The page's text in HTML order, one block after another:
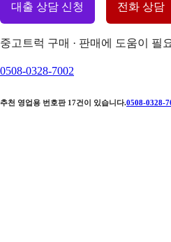
대출 상담 신청 전화 상담
중고트럭 구매 · 판매에 도움이 필
0508-0328-7002
추천 영업용 번호판 17건이 있습니다.0508-0328-